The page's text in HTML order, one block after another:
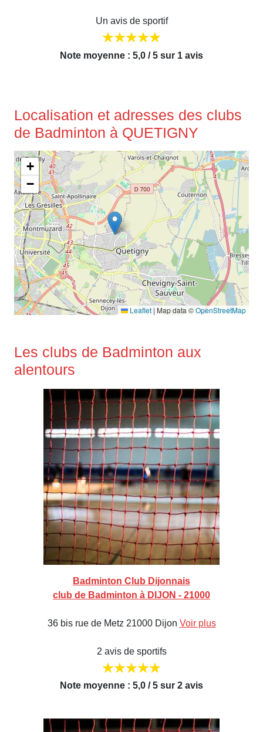
Un avis de sportif
Note moyenne : 5,0 / 5 sur 1 avis
Localisation et adresses des clubs
de Badminton à QUETIGNY
+
−
Leaflet | Map data ©OpenStreetMap
Les clubs de Badminton aux
alentours
Badminton Club Dijonnais
club de Badminton à DIJON - 21000
36 bis rue de Metz 21000 Dijon Voir plus
2 avis de sportifs
Note moyenne : 5,0 / 5 sur 2 avis